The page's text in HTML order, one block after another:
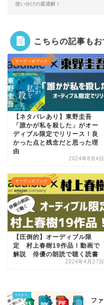
使い分けの最適解！
こちらの記事も
オーディオブック
【ネタバレあり】東野圭吾
「誰かが私を殺した」がオー
ディブル限定でリリース！良
かった点と残念だと思った理
由
2024年8月4日
オーディオブック
【圧倒的】オーディブル限
定 村上春樹19作品！動画で
解説 俳優の朗読で聴く読書
2024年4月27日
フ